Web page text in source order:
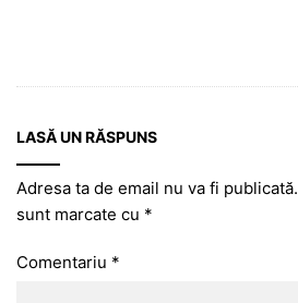
LASĂ UN RĂSPUNS
Adresa ta de email nu va fi publicată.
sunt marcate cu *
Comentariu *